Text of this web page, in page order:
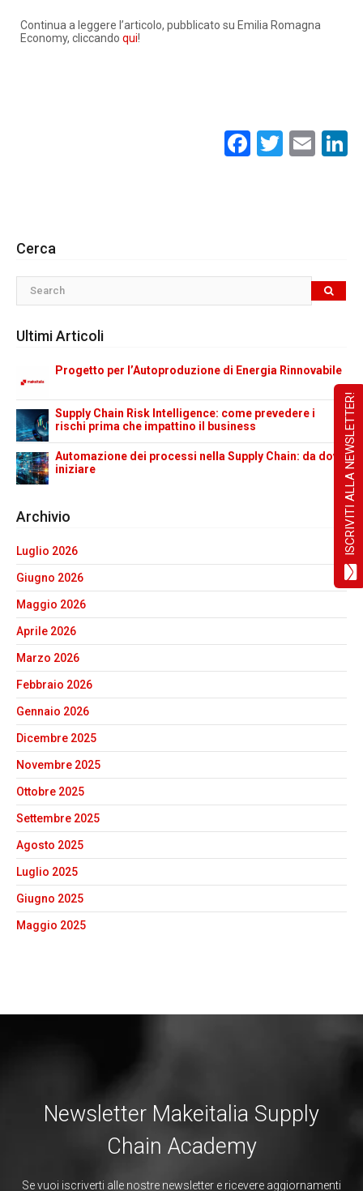
Continua a leggere l’articolo, pubblicato su Emilia Romagna
Economy, cliccando qui!
Facebook
Cerca
Ultimi Articoli
Progetto per l’Autoproduzione di Energia Rinnovabile
Supply Chain Risk Intelligence: come prevedere i
rischi prima che impattino il business
Automazione dei processi nella Supply Chain: da dove
iniziare
Archivio
Luglio 2026
Giugno 2026
Maggio 2026
Aprile 2026
Marzo 2026
Febbraio 2026
Gennaio 2026
Dicembre 2025
Novembre 2025
Ottobre 2025
Settembre 2025
Agosto 2025
Luglio 2025
Giugno 2025
Maggio 2025
Newsletter Makeitalia Supply
Chain Academy
Se vuoi iscriverti alle nostre newsletter e ricevere aggiornamenti
ISCRIVITI ALLA NEWSLETTER!